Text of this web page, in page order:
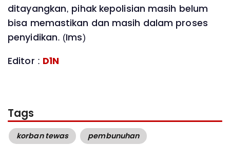
ditayangkan, pihak kepolisian masih belum
bisa memastikan dan masih dalam proses
penyidikan. (Ims)
Editor : D1N
Tags
korban tewas pembunuhan